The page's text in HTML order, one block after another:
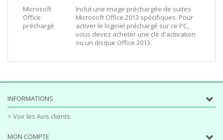
Microsoft
Office
préchargé
Inclut une image préchargée de suites
Microsoft Office 2013 spécifiques. Pour
activer le logiciel préchargé sur ce PC,
vous devez acheter une clé d'activation
ou un disque Office 2013.
INFORMATIONS
> Voir les Avis clients
MON COMPTE